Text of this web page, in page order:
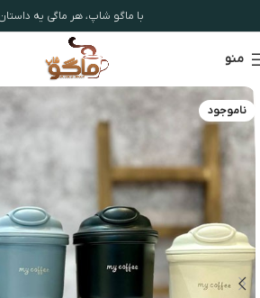
با ماگو شاپ، هر ماگی یه
منو
ناموجود